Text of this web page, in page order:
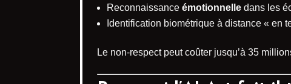
Reconnaissance émotionnelle dans les
Identification biométrique à distance « en
Le non-respect peut coûter jusqu’à 35